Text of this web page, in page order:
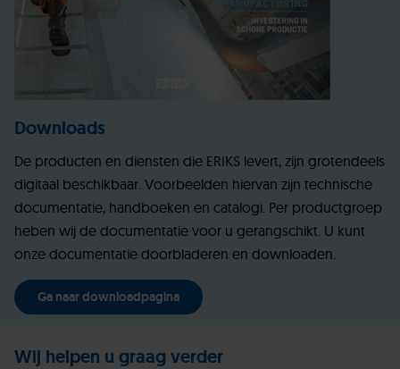
Downloads
De producten en diensten die ERIKS levert, zijn grotendeels
digitaal beschikbaar. Voorbeelden hiervan zijn technische
documentatie, handboeken en catalogi. Per productgroep
heben wij de documentatie voor u gerangschikt. U kunt
onze documentatie doorbladeren en downloaden.
Ga naar downloadpagina
Wij helpen u graag verder